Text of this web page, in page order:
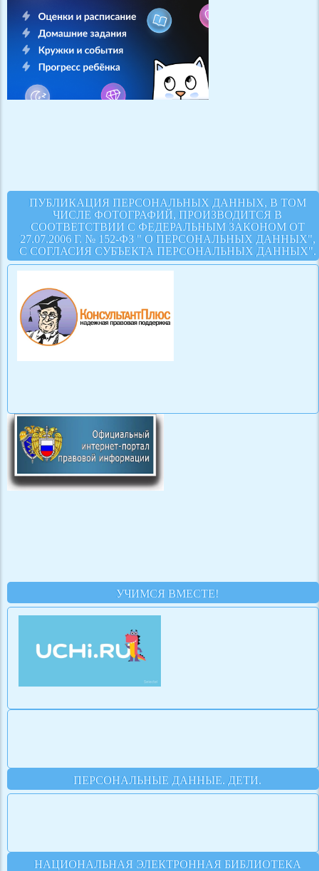
ПУБЛИКАЦИЯ ПЕРСОНАЛЬНЫХ ДАННЫХ, В ТОМ
ЧИСЛЕ ФОТОГРАФИЙ, ПРОИЗВОДИТСЯ В
СООТВЕТСТВИИ С ФЕДЕРАЛЬНЫМ ЗАКОНОМ ОТ
27.07.2006 Г. № 152-ФЗ " О ПЕРСОНАЛЬНЫХ ДАННЫХ",
С СОГЛАСИЯ СУБЪЕКТА ПЕРСОНАЛЬНЫХ ДАННЫХ".
УЧИМСЯ ВМЕСТЕ!
ПЕРСОНАЛЬНЫЕ ДАННЫЕ. ДЕТИ.
НАЦИОНАЛЬНАЯ ЭЛЕКТРОННАЯ БИБЛИОТЕКА